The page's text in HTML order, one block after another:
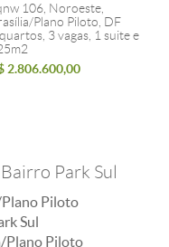
106, Noroeste,
Plano Piloto, DF
3 vagas, 1 suite e
2.806.600,00
Park Sul
Piloto
Sul
Plano Piloto